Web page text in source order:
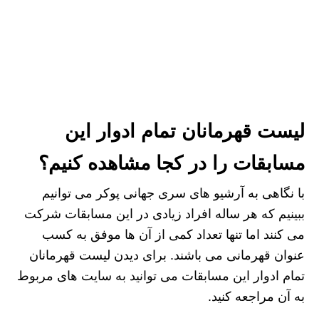
لیست قهرمانان تمام ادوار این
مسابقات را در کجا مشاهده کنیم؟
با نگاهی به آرشیو های سری جهانی پوکر می توانیم
ببینیم که هر ساله افراد زیادی در این مسابقات شرکت
می کنند اما تنها تعداد کمی از آن ها موفق به کسب
عنوان قهرمانی می باشند. برای دیدن لیست قهرمانان
تمام ادوار این مسابقات می توانید به سایت های مربوط
به آن مراجعه کنید.